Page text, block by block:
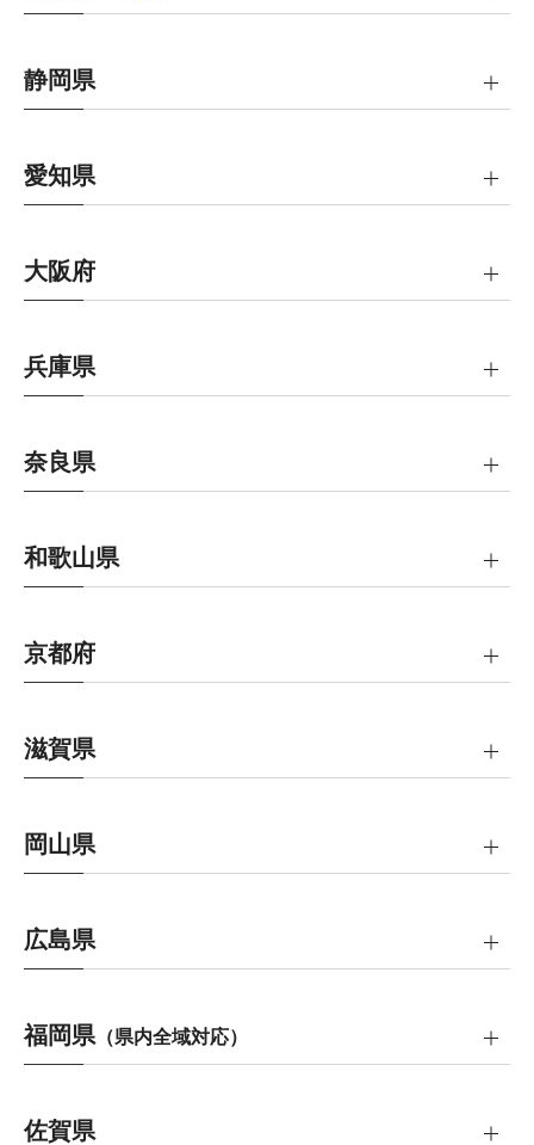
静岡県
愛知県
大阪府
兵庫県
奈良県
和歌山県
京都府
滋賀県
岡山県
広島県
福岡県 （県内全域対応）
佐賀県